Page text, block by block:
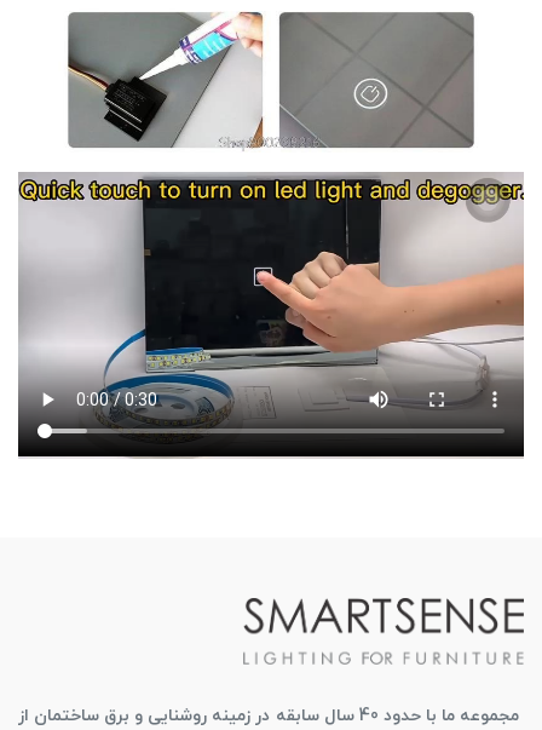
مجموعه ما با حدود 40 سال سابقه در زمینه روشنایی و برق ساختمان از